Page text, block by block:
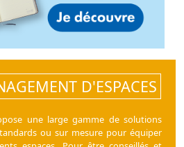
D'ESPACES
une large gamme de solutions
ou sur mesure pour équiper